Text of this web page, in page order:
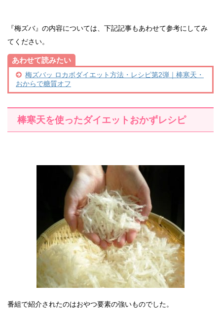
『梅ズバ』の内容については、下記記事もあわせて参考にしてみ
てください。
あわせて読みたい
梅ズバッ ロカボダイエット方法・レシピ第2弾｜棒寒天・
おからで糖質オフ
棒寒天を使ったダイエットおかずレシピ
番組で紹介されたのはおやつ要素の強いものでした。